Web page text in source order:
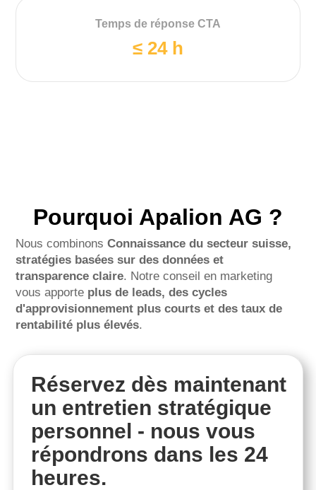
Temps de réponse CTA
≤ 24 h
Pourquoi Apalion AG ?
Nous combinonsConnaissance du secteur suisse,
stratégies basées sur des données et
transparence claire. Notre conseil en marketing
vous apporte plus de leads, des cycles
d'approvisionnement plus courts et des taux de
rentabilité plus élevés.
Réservez dès maintenant
un entretien stratégique
personnel - nous vous
répondrons dans les 24
heures.